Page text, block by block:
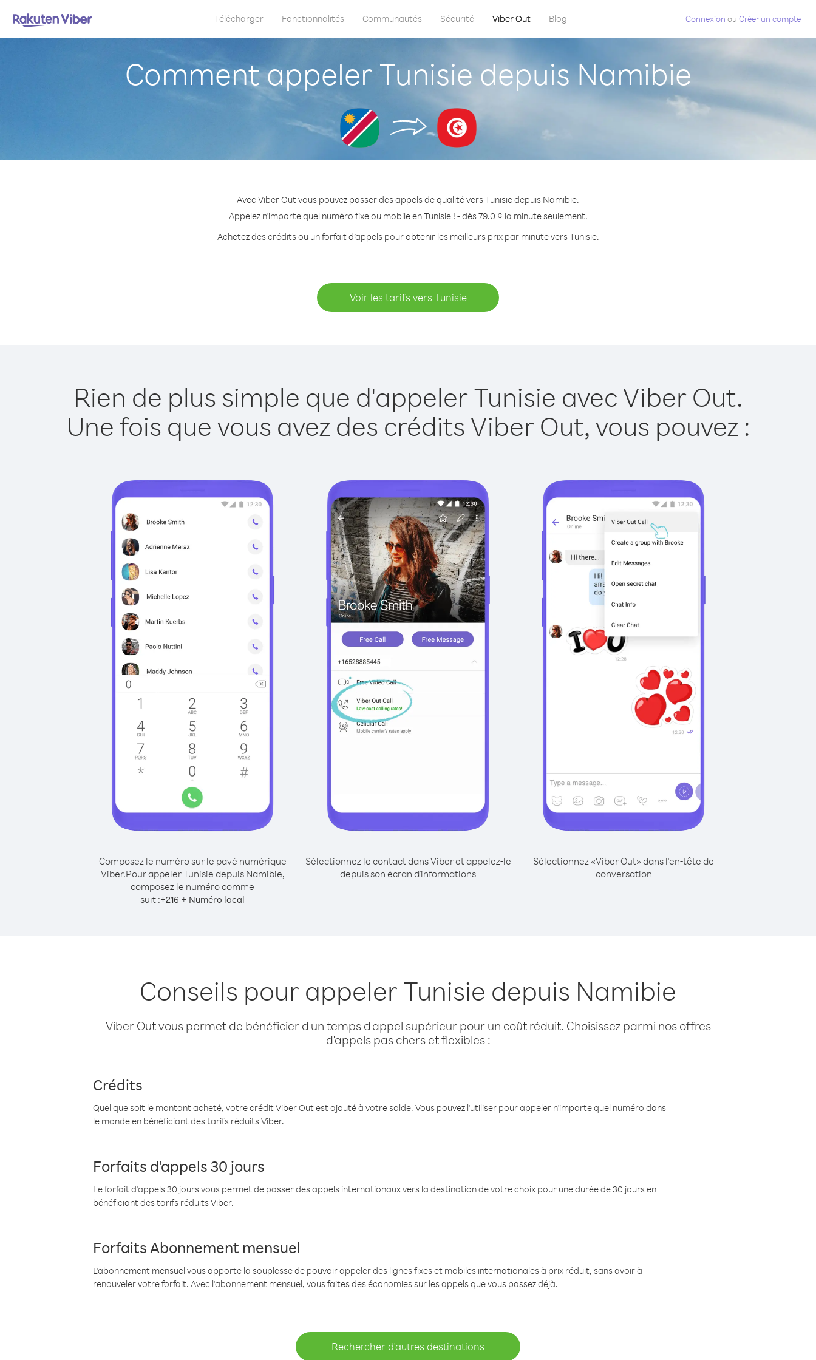
Télécharger Fonctionnalités Communautés Sécurité Viber Out Blog Connexion ou Créer un compte
Comment appeler Tunisie depuis Namibie
Avec Viber Out vous pouvez passer des appels de qualité vers Tunisie depuis Namibie.
Appelez n'importe quel numéro fixe ou mobile en Tunisie ! - dès 79.0 ¢ la minute seulement.
Achetez des crédits ou un forfait d’appels pour obtenir les meilleurs prix par minute vers Tunisie.
Voir les tarifs vers Tunisie
Rien de plus simple que d'appeler Tunisie avec Viber Out.
Une fois que vous avez des crédits Viber Out, vous pouvez :
Composez le numéro sur le pavé numérique
Viber.Pour appeler Tunisie depuis Namibie,
composez le numéro comme
suit :+216 + Numéro local
Sélectionnez le contact dans Viber et appelez-le
depuis son écran d'informations
Sélectionnez «Viber Out» dans l'en-tête de
conversation
Conseils pour appeler Tunisie depuis Namibie
Viber Out vous permet de bénéficier d'un temps d'appel supérieur pour un coût réduit. Choisissez parmi nos offres
d'appels pas chers et flexibles :
Crédits
Quel que soit le montant acheté, votre crédit Viber Out est ajouté à votre solde. Vous pouvez l'utiliser pour appeler n'importe quel numéro dans
le monde en bénéficiant des tarifs réduits Viber.
Forfaits d'appels 30 jours
Le forfait d'appels 30 jours vous permet de passer des appels internationaux vers la destination de votre choix pour une durée de 30 jours en
bénéficiant des tarifs réduits Viber.
Forfaits Abonnement mensuel
L'abonnement mensuel vous apporte la souplesse de pouvoir appeler des lignes fixes et mobiles internationales à prix réduit, sans avoir à
renouveler votre forfait. Avec l'abonnement mensuel, vous faites des économies sur les appels que vous passez déjà.
Rechercher d'autres destinations